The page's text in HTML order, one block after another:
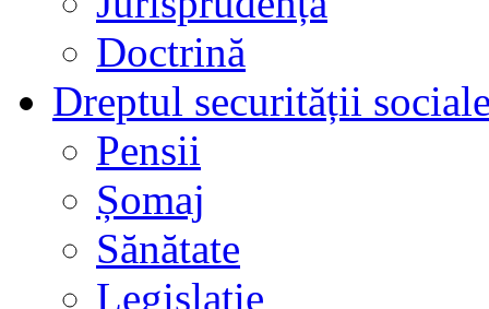
Doctrină
Dreptul securității
Pensii
Șomaj
Sănătate
Legislație